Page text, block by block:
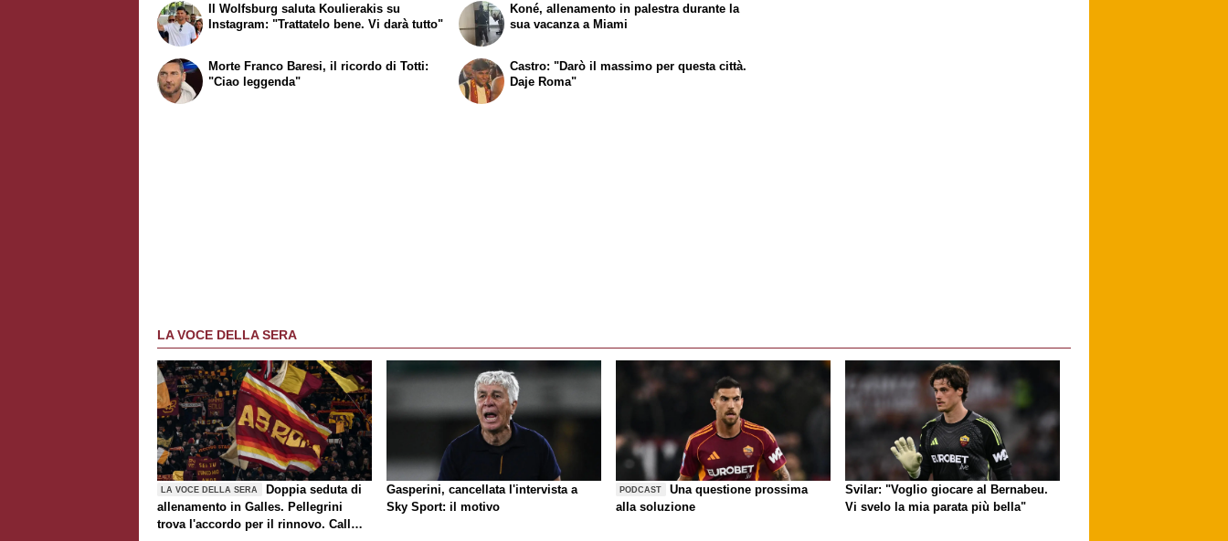
Il Wolfsburg saluta Koulierakis su
Instagram: "Trattatelo bene. Vi darà tutto"
Morte Franco Baresi, il ricordo di Totti:
"Ciao leggenda"
Koné, allenamento in palestra durante la
sua vacanza a Miami
Castro: "Darò il massimo per questa città.
Daje Roma"
LA VOCE DELLA SERA
LA VOCE DELLA SERA
Doppia seduta di
allenamento in Galles. Pellegrini
trova l'accordo per il rinnovo. Call
Gasperini, cancellata l'intervista a
Sky Sport: il motivo
PODCAST
Una questione prossima
alla soluzione
Svilar: "Voglio giocare al Bernabeu.
Vi svelo la mia parata più bella"